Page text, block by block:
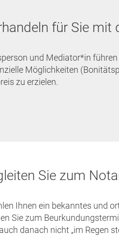
für Sie
und Mediator*in
Möglichkeiten
zu erzielen.
Sie zum
Ihnen ein bekanntes und
Sie zum
danach nicht „im Regen